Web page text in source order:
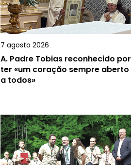
7 agosto 2026
A. Padre Tobias reconhecido por
ter «um coração sempre aberto
a todos»